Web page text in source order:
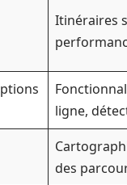
Itinéraires
ligne,
des